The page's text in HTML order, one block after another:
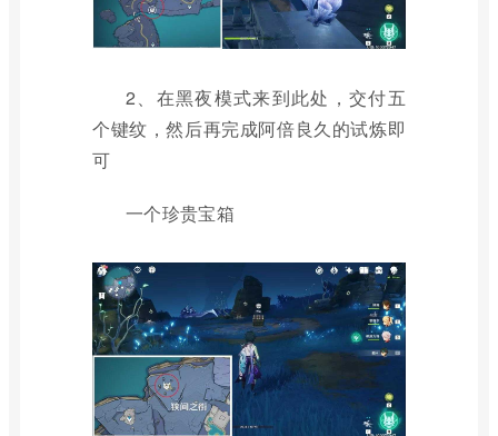
2、在黑夜模式来到此处，交付五
个键纹，然后再完成阿倍良久的试炼即
可
一个珍贵宝箱